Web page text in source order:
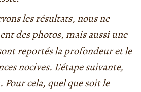
les résultats, nous ne
des photos, mais aussi une
reportés la profondeur et le
nocives. L’étape suivante,
Pour cela, quel que soit le